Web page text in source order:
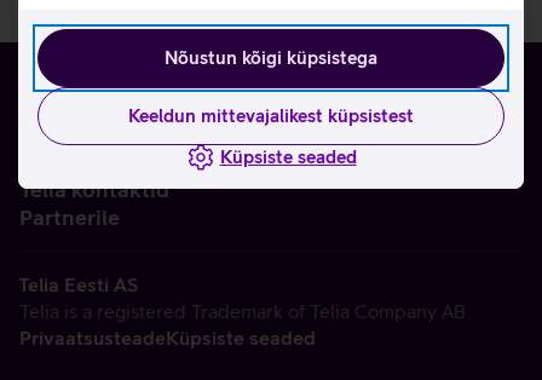
Nõustun kõigi küpsistega
Keeldun mittevajalikest küpsistest
Küpsiste seaded
Telia kontaktid
Partnerile
Telia Eesti AS
Telia is a registered Trademark of Telia Company AB
PrivaatsusteadeKüpsiste seaded